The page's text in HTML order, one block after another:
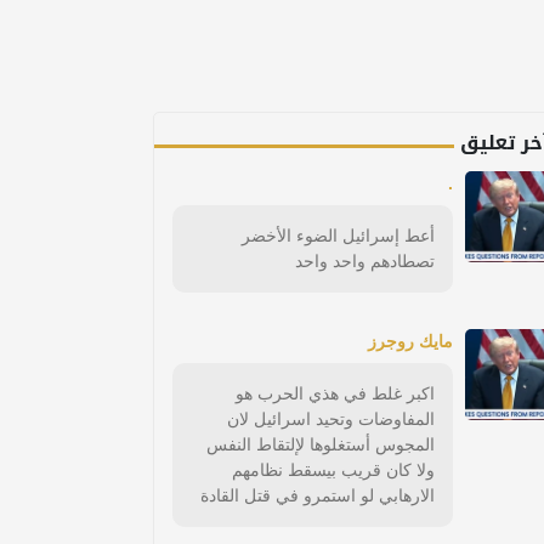
تعليق
.
أعط إسرائيل الضوء الأخضر
تصطادهم واحد واحد
مايك روجرز
اكبر غلط في هذي الحرب هو
المفاوضات وتحيد اسرائيل لان
المجوس أستغلوها لإلتقاط النفس
ولا كان قريب بيسقط نظامهم
الارهابي لو استمرو في قتل القادة